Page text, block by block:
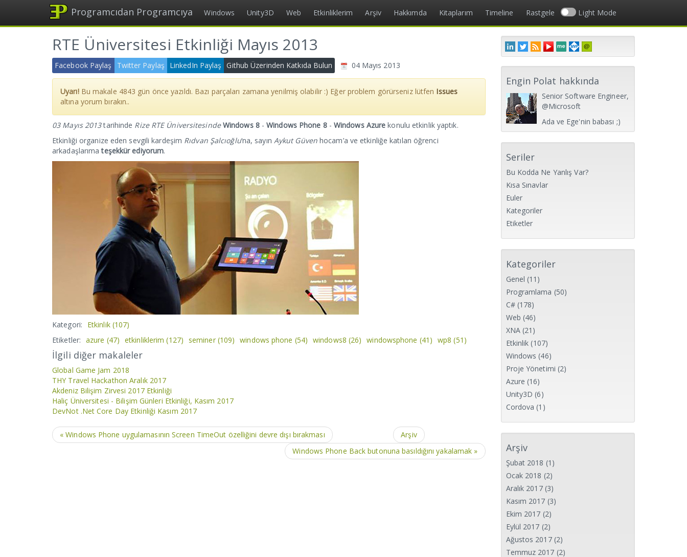
Programcıdan Programcıya Windows Unity3D Web Etkinliklerim Arşiv Hakkımda Kitaplarım Timeline Rastgele Light Mode
RTE Üniversitesi Etkinliği Mayıs 2013
Facebook Paylaş Twitter Paylaş LinkedIn Paylaş Github Üzerinden Katkıda Bulun 04 Mayıs 2013
Uyarı!Bu makale 4843 gün önce yazıldı. Bazı parçaları zamana yenilmiş olabilir :) Eğer problem görürseniz lütfen Issues
altına yorum bırakın..
03 Mayıs 2013tarihinde Rize RTE Üniversitesinde Windows 8-Windows Phone 8- Windows Azure konulu etkinlik yaptık.
Etkinliği organize eden sevgili kardeşim Rıdvan Şalcıoğlu‘na, sayın Aykut Güvenhocam’a ve etkinliğe katılan öğrenci
arkadaşlarımateşekkür ediyorum.
Kategori: Etkinlik (107)
Etiketler: azure (47) etkinliklerim(127) seminer (109) windows phone (54) windows8 (26) windowsphone (41) wp8(51)
İlgili diğer makaleler
Global Game Jam 2018
THY Travel Hackathon Aralık 2017
Akdeniz Bilişim Zirvesi 2017 Etkinliği
Haliç Üniversitesi - Bilişim Günleri Etkinliği, Kasım 2017
DevNot .Net Core Day Etkinliği Kasım 2017
« Windows Phone uygulamasının Screen TimeOut özelliğini devre dışı bırakması
Arşiv
Windows Phone Back butonuna basıldığını yakalamak »
Engin Polat hakkında
Senior Software Engineer,
@Microsoft
Ada ve Ege'nin babası ;)
Seriler
Bu Kodda Ne Yanlış Var?
Kısa Sınavlar
Euler
Kategoriler
Etiketler
Kategoriler
Genel (11)
Programlama (50)
C# (178)
Web (46)
XNA (21)
Etkinlik (107)
Windows (46)
Proje Yönetimi (2)
Azure (16)
Unity3D (6)
Cordova (1)
Arşiv
Şubat 2018 (1)
Ocak 2018 (2)
Aralık 2017 (3)
Kasım 2017 (3)
Ekim 2017 (2)
Eylül 2017 (2)
Ağustos 2017 (2)
Temmuz 2017 (2)